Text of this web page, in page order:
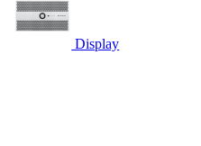
Display